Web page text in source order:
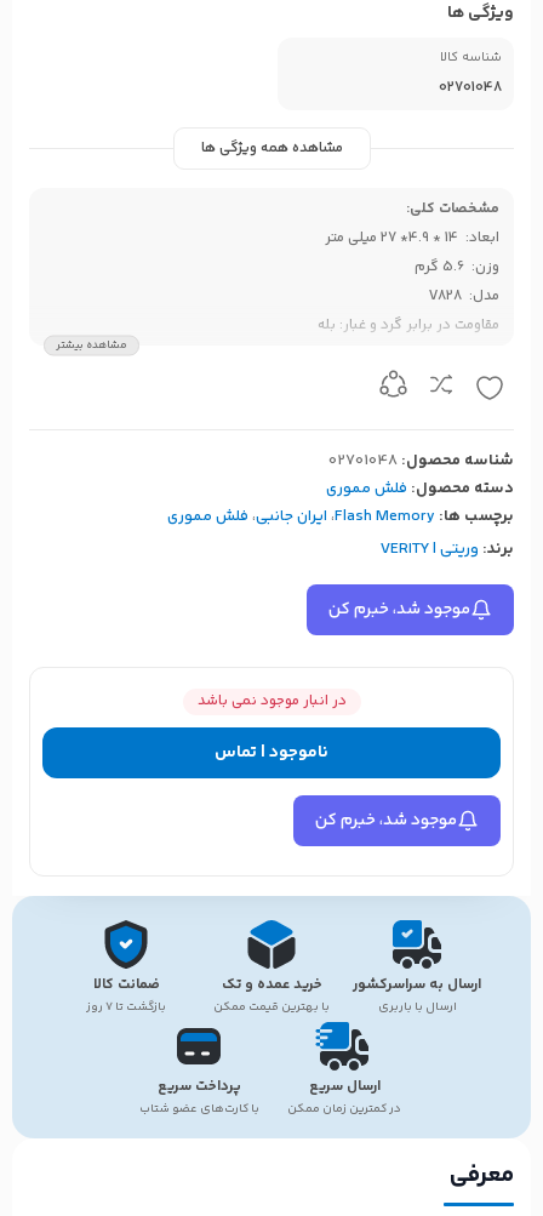
ویژگی ها
شناسه کالا
02701048
مشاهده همه ویژگی ها
مشخصات کلی:
ابعاد: 14 * 4.9* 27 میلی متر
وزن: 5.6 گرم
مدل: V828
مقاومت در برابر گرد و غبار: بله
مناسب برای استفاده روزانه و برای اطلاعات مهم
مشاهده بیشتر
شناسه محصول: 02701048
دسته محصول: فلش مموری
برچسب ها: Flash Memory، ایران جانبی، فلش مموری
برند: وریتی | VERITY
موجود شد، خبرم کن
در انبار موجود نمی باشد
ناموجود | تماس
موجود شد، خبرم کن
ارسال به سراسرکشور
ارسال با باربری
خرید عمده و تک
با بهترین قیمت ممکن
ضمانت کالا
بازگشت تا ۷ روز
ارسال سریع
در کمترین زمان ممکن
پرداخت سریع
با کارت‌های عضو شتاب
معرفی